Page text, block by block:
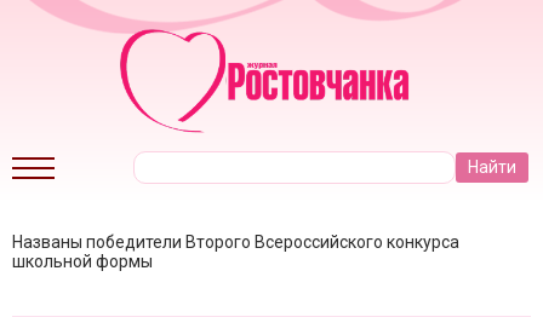
Названы победители Второго Всероссийского конкурса
школьной формы